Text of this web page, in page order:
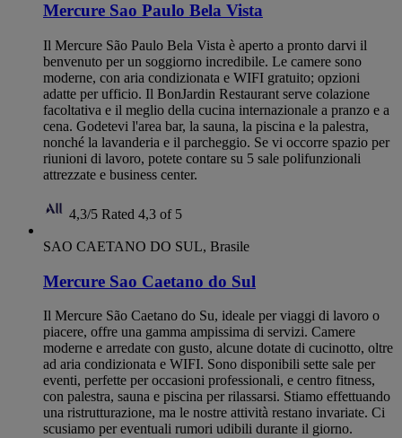
Mercure Sao Paulo Bela Vista
Il Mercure São Paulo Bela Vista è aperto a pronto darvi il
benvenuto per un soggiorno incredibile. Le camere sono
moderne, con aria condizionata e WIFI gratuito; opzioni
adatte per ufficio. Il BonJardin Restaurant serve colazione
facoltativa e il meglio della cucina internazionale a pranzo e a
cena. Godetevi l'area bar, la sauna, la piscina e la palestra,
nonché la lavanderia e il parcheggio. Se vi occorre spazio per
riunioni di lavoro, potete contare su 5 sale polifunzionali
attrezzate e business center.
4,3/5 Rated 4,3 of 5
SAO CAETANO DO SUL, Brasile
Mercure Sao Caetano do Sul
Il Mercure São Caetano do Su, ideale per viaggi di lavoro o
piacere, offre una gamma ampissima di servizi. Camere
moderne e arredate con gusto, alcune dotate di cucinotto, oltre
ad aria condizionata e WIFI. Sono disponibili sette sale per
eventi, perfette per occasioni professionali, e centro fitness,
con palestra, sauna e piscina per rilassarsi. Stiamo effettuando
una ristrutturazione, ma le nostre attività restano invariate. Ci
scusiamo per eventuali rumori udibili durante il giorno.